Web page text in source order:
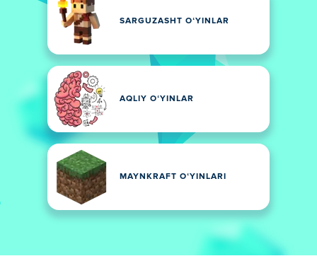
SARGUZASHT OʻYINLAR
AQLIY OʻYINLAR
MAYNKRAFT OʻYINLARI